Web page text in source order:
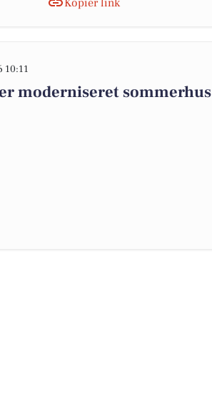
Kopiér link
10:11
moderniseret sommerhus